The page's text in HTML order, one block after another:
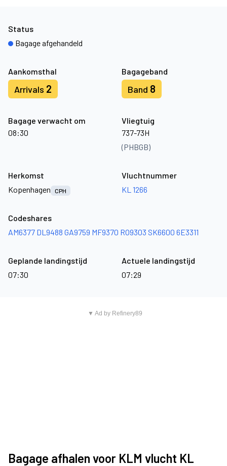
Aankomsthal
Arrivals 2
Bagageband
Band 8
Bagage verwacht om
08:30
Vliegtuig
737-73H
(PHBGB)
Status
Bagage afgehandeld
Herkomst
Kopenhagen
CPH
Vluchtnummer
KL 1266
Codeshares
AM6377 DL9488 GA9759 MF9370 RO9303 SK6600 6E3311
Geplande landingstijd
07:30
Actuele landingstijd
07:29
▼ Ad by Refinery89
Bagage afhalen voor KLM vlucht KL